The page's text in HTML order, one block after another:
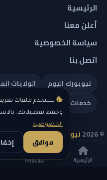
الرئيسية نيويورك
نستخدم ملفات
وحفظ تفضيلاتك.
الخصوصية.
موافق
الرئيسية
أعلن معنا
سياسة الخصوصية
اتصل بنا
نيويورك اليوم الولايات
خدمات تهمك
© 2026 نيويورك نيوز
IN ARABIC LLC — رقم التسجيل 0451351808